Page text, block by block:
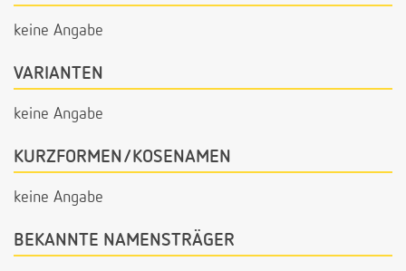
keine Angabe
VARIANTEN
keine Angabe
KURZFORMEN/KOSENAMEN
keine Angabe
BEKANNTE NAMENSTRÄGER